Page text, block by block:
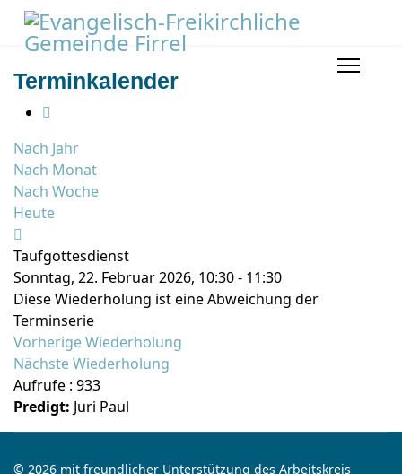
Terminkalender
Nach Jahr
Nach Monat
Nach Woche
Heute
Taufgottesdienst
Sonntag, 22. Februar 2026, 10:30 - 11:30
Diese Wiederholung ist eine Abweichung der
Terminserie
Vorherige Wiederholung
Nächste Wiederholung
Aufrufe : 933
Predigt: Juri Paul
© 2026 mit freundlicher Unterstützung des Arbeitskreis